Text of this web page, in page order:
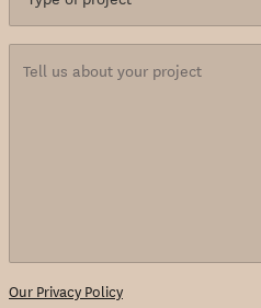
Our Privacy Policy